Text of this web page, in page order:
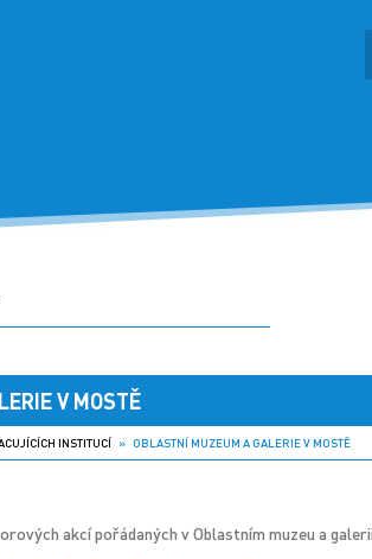
V MOSTĚ
INSTITUCÍ » OBLASTNÍ MUZEUM A GALERIE V MOSTĚ
akcí pořádaných v Oblastním muzeu a